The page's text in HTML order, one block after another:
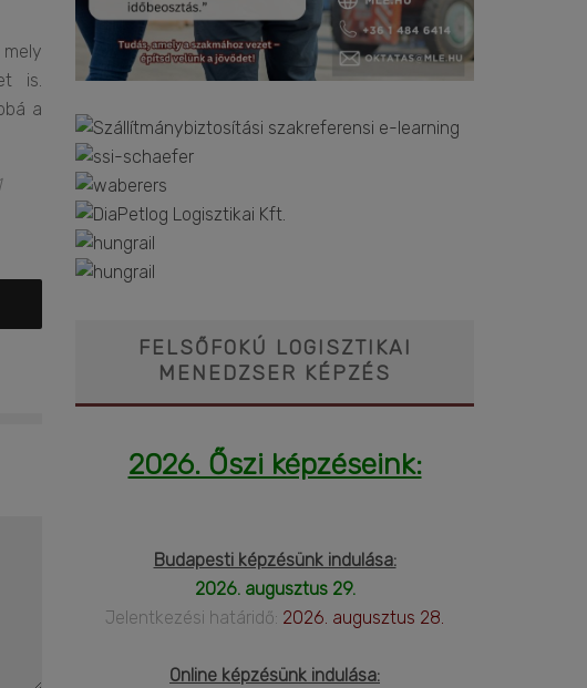
is.
a
FELSŐFOKÚ LOGISZTIKAI
MENEDZSER KÉPZÉS
2026. Őszi képzéseink:
Budapesti képzésünk indulása:
2026. augusztus 29.
Jelentkezési határidő: 2026. augusztus 28.
Online képzésünk indulása: